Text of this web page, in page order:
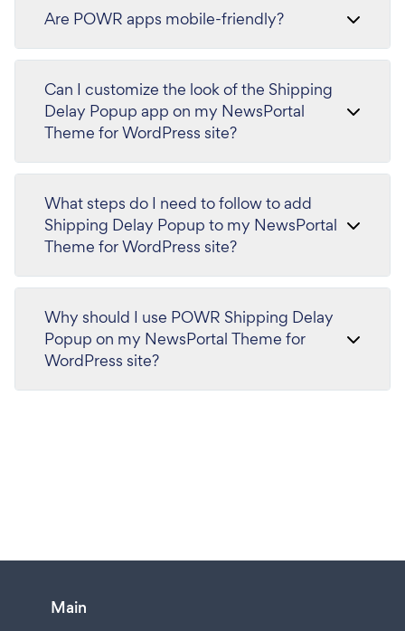
Are POWR apps mobile-friendly?
Can I customize the look of the Shipping
Delay Popup app on my NewsPortal
Theme for WordPress site?
What steps do I need to follow to add
Shipping Delay Popup to my NewsPortal
Theme for WordPress site?
Why should I use POWR Shipping Delay
Popup on my NewsPortal Theme for
WordPress site?
Main